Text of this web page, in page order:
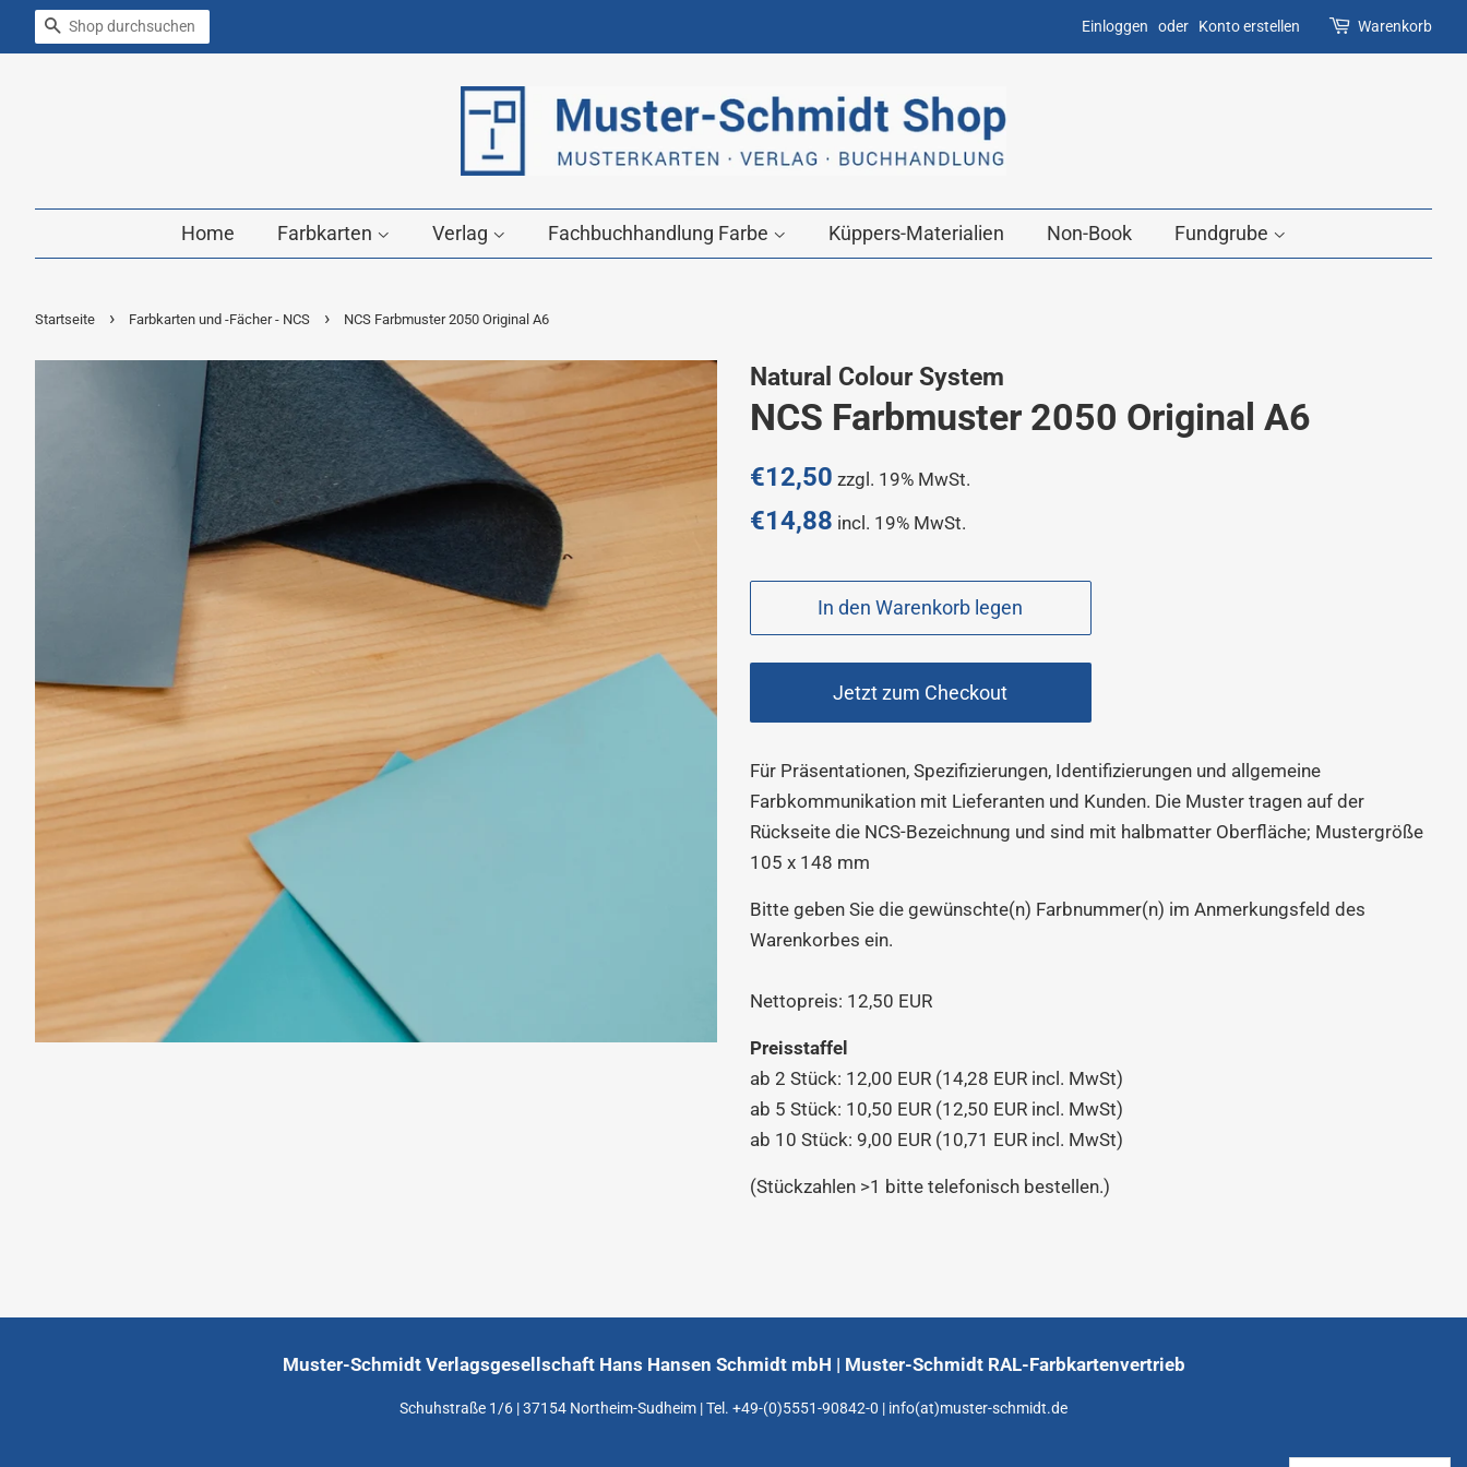
Suchen Einloggen oder Konto erstellen Warenkorb
Home Farbkarten Verlag Fachbuchhandlung Farbe Küppers-Materialien Non-Book Fundgrube
Startseite › Farbkarten und -Fächer - NCS › NCS Farbmuster 2050 Original A6
Natural Colour System
NCS Farbmuster 2050 Original A6
Normaler
€12,50 zzgl. 19% MwSt.
€14,88 incl. 19% MwSt.
In den Warenkorb legen
Jetzt zum Checkout
Für Präsentationen, Spezifizierungen, Identifizierungen und allgemeine
Farbkommunikation mit Lieferanten und Kunden. Die Muster tragen auf der
Rückseite die NCS-Bezeichnung und sind mit halbmatter Oberfläche; Mustergröße
105 x 148 mm
Bitte geben Sie die gewünschte(n) Farbnummer(n) im Anmerkungsfeld des
Warenkorbes ein.
Nettopreis: 12,50 EUR
Preisstaffel
ab 2 Stück: 12,00 EUR (14,28 EUR incl. MwSt)
ab 5 Stück: 10,50 EUR (12,50 EUR incl. MwSt)
ab 10 Stück: 9,00 EUR (10,71 EUR incl. MwSt)
(Stückzahlen >1 bitte telefonisch bestellen.)
Muster-Schmidt Verlagsgesellschaft Hans Hansen Schmidt mbH | Muster-Schmidt RAL-Farbkartenvertrieb
Schuhstraße 1/6 | 37154 Northeim-Sudheim | Tel. +49-(0)5551-90842-0 | info(at)muster-schmidt.de